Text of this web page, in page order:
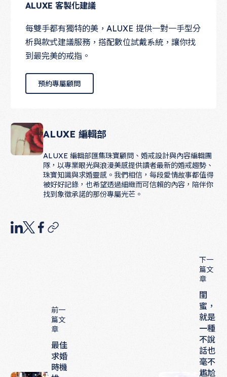
ALUXE 客製化建議
每雙手都有獨特的美，ALUXE 提供一對一手型分
析與款式建議服務，搭配數位試戴系統，讓你找
到最完美的戒指。
預約專屬顧問
預約專屬顧問
ALUXE 編輯部
ALUXE 編輯部匯集珠寶顧問、婚戒設計與內容編輯團
隊，以專業眼光與浪漫美感提供讀者最新的婚戒趨勢、
珠寶知識與求婚靈感。我們相信，每段愛情故事都值得
被好好記錄，也希望透過細緻而可信賴的內容，陪伴你
找到象徵承諾的那份專屬光芒。
前一
篇文
章
最佳
求婚
時機
下一
篇文
章
閨
蜜，
就是
一種
不說
話也
毫不
尷尬